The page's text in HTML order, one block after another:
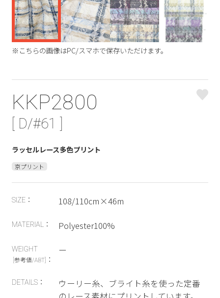
※こちらの画像はPC/スマホで保存いただけます。
KKP2800
[ D/#61 ]
ラッセルレース多色プリント
京プリント
SIZE： 108/110cm×46m
MATERIAL： Polyester100%
WEIGHT
[参考値/ABT] ：
ー
DETAILS：
ウーリー糸、ブライト糸を使った定番